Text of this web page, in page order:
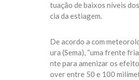
tuação de baixos níveis
cia da estiagem.
De acordo a com
ura (Sema), “uma frente
nte para amenizar os
over entre 50 e 100